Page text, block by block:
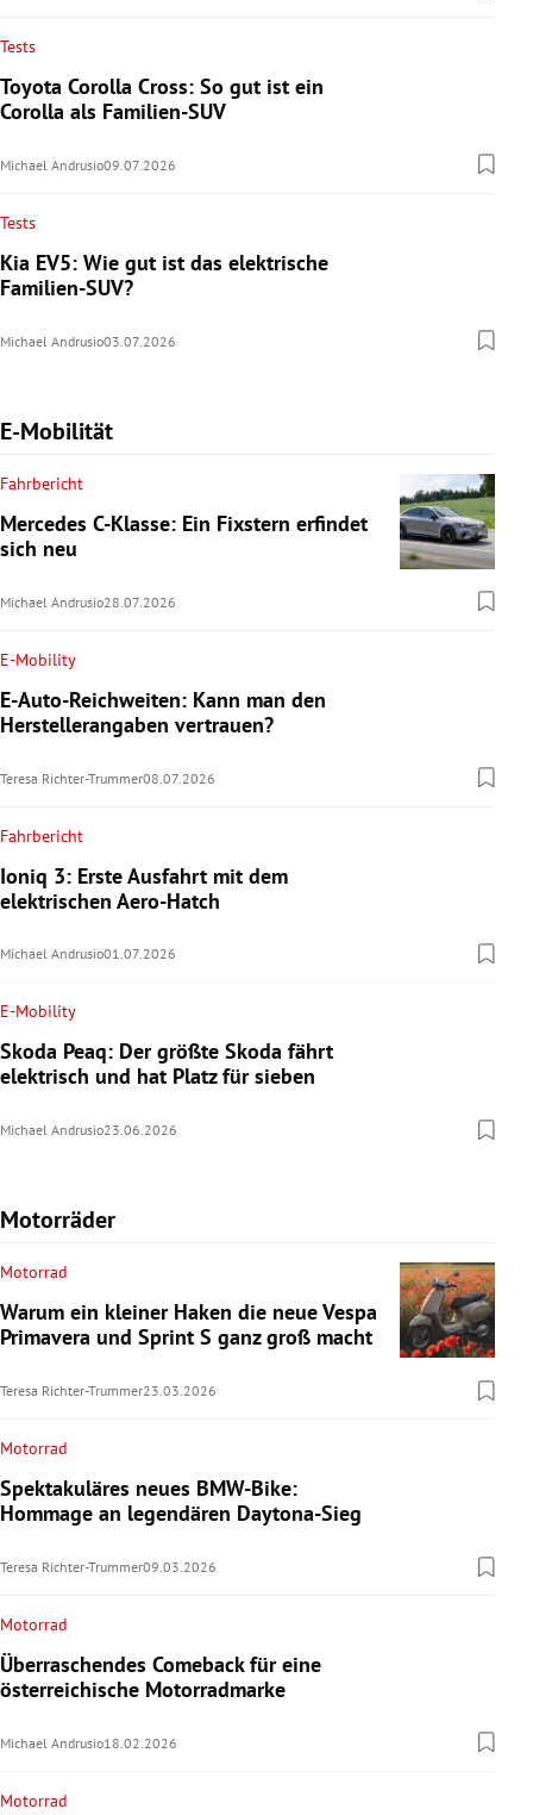
Tests
Toyota Corolla Cross: So gut ist ein
Corolla als Familien-SUV
Michael Andrusio09.07.2026
Tests
Kia EV5: Wie gut ist das elektrische
Familien-SUV?
Michael Andrusio03.07.2026
E-Mobilität
Fahrbericht
Mercedes C-Klasse: Ein Fixstern erfindet
sich neu
Michael Andrusio28.07.2026
E-Mobility
E-Auto-Reichweiten: Kann man den
Herstellerangaben vertrauen?
Teresa Richter-Trummer08.07.2026
Fahrbericht
Ioniq 3: Erste Ausfahrt mit dem
elektrischen Aero-Hatch
Michael Andrusio01.07.2026
E-Mobility
Skoda Peaq: Der größte Skoda fährt
elektrisch und hat Platz für sieben
Michael Andrusio23.06.2026
Motorräder
Motorrad
Warum ein kleiner Haken die neue Vespa
Primavera und Sprint S ganz groß macht
Teresa Richter-Trummer23.03.2026
Motorrad
Spektakuläres neues BMW-Bike:
Hommage an legendären Daytona-Sieg
Teresa Richter-Trummer09.03.2026
Motorrad
Überraschendes Comeback für eine
österreichische Motorradmarke
Michael Andrusio18.02.2026
Motorrad